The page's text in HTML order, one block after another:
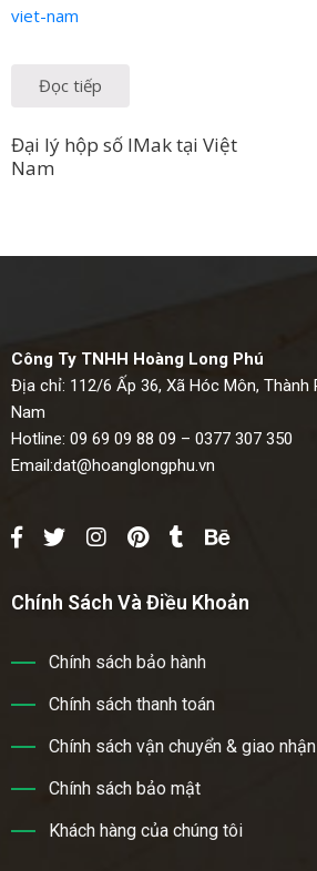
Đọc tiếp
Đại lý hộp số IMak tại Việt
Nam
Công Ty TNHH Hoàng Long Phú
Địa chỉ: 112/6 Ấp 36, Xã Hóc Môn, Thành
Nam
Hotline: 09 69 09 88 09 – 0377 307 350
Email:dat@hoanglongphu.vn
Chính Sách Và Điều Khoản
Chính sách bảo hành
Chính sách thanh toán
Chính sách vận chuyển & giao nhận
Chính sách bảo mật
Khách hàng của chúng tôi